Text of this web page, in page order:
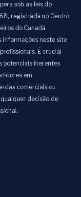
sob as leis do
registrada no Centro
do Canadá
informações neste site
É crucial
potenciais inerentes
em
comerciais ou
decisão de